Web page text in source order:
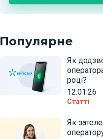
Популярне
Як
році?
12.01.26
Статті
Як